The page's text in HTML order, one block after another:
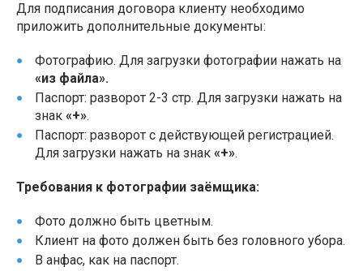
Для подписания договора клиенту необходимо
приложить дополнительные документы:
Фотографию. Для загрузки фотографии нажать на
«из файла».
Паспорт: разворот 2-3 стр. Для загрузки нажать на
знак «+».
Паспорт: разворот с действующей регистрацией.
Для загрузки нажать на знак «+».
Требования к фотографии заёмщика:
Фото должно быть цветным.
Клиент на фото должен быть без головного убора.
В анфас, как на паспорт.